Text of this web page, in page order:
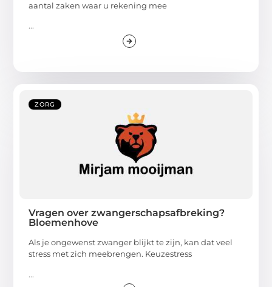
aantal zaken waar u rekening mee
...
ZORG
Vragen over zwangerschapsafbreking?
Bloemenhove
Als je ongewenst zwanger blijkt te zijn, kan dat veel
stress met zich meebrengen. Keuzestress
...